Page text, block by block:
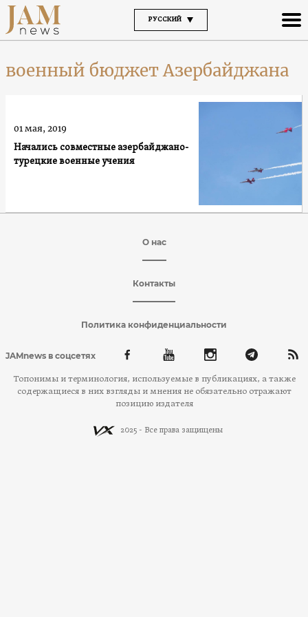
РУССКИЙ
военный бюджет Азербайджана
Начались совместные азербайджано-
турецкие военные учения
01 мая, 2019
О нас
Контакты
Политика конфиденциальности
JAMnews в соцсетях
Топонимы и терминология, используемые в публикациях, а также
содержащиеся в них взгляды и мнения не обязательно отражают
позицию издателя
2025 - Все права защищены